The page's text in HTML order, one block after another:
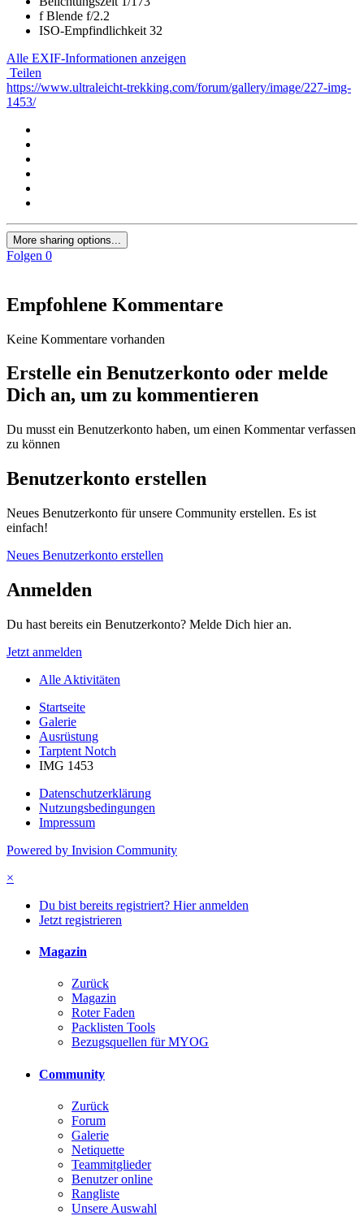
f Blende f/2.2
ISO-Empfindlichkeit 32
Alle EXIF-Informationen anzeigen
Teilen
https://www.ultraleicht-trekking.com/forum/gallery/image/227-img-
1453/
More sharing options...
Folgen 0
Empfohlene Kommentare
Keine Kommentare vorhanden
Erstelle ein Benutzerkonto oder melde
Dich an, um zu kommentieren
Du musst ein Benutzerkonto haben, um einen Kommentar verfassen
zu können
Benutzerkonto erstellen
Neues Benutzerkonto für unsere Community erstellen. Es ist
einfach!
Neues Benutzerkonto erstellen
Anmelden
Du hast bereits ein Benutzerkonto? Melde Dich hier an.
Jetzt anmelden
Alle Aktivitäten
Startseite
Galerie
Ausrüstung
Tarptent Notch
IMG 1453
Datenschutzerklärung
Nutzungsbedingungen
Impressum
Powered by Invision Community
×
Du bist bereits registriert? Hier anmelden
Jetzt registrieren
Magazin
Zurück
Magazin
Roter Faden
Packlisten Tools
Bezugsquellen für MYOG
Community
Zurück
Forum
Galerie
Netiquette
Teammitglieder
Benutzer online
Rangliste
Unsere Auswahl